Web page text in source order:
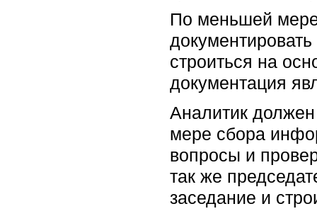
По меньшей
строиться на
документация
Аналитик
мере сбора
вопросы и
так же
заседание и